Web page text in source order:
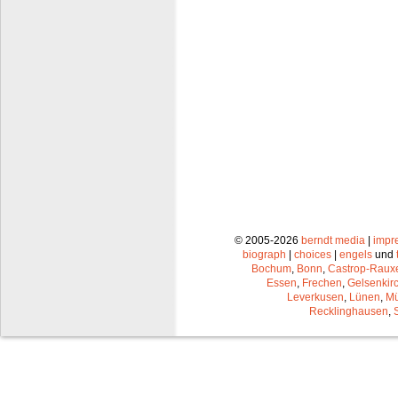
© 2005-2026 berndt media |
biograph | choices | engels und
Bochum Bonn Castrop-
Essen Frechen
Leverkusen Lünen
Recklinghausen